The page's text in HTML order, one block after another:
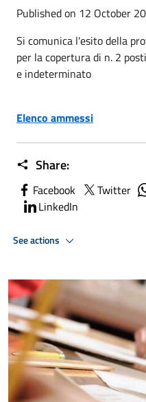
Published on 12 October
Si comunica l'esito della
per la copertura di n. 2
e indeterminato
Elenco ammessi
Share:
Facebook Twitter
LinkedIn
See actions